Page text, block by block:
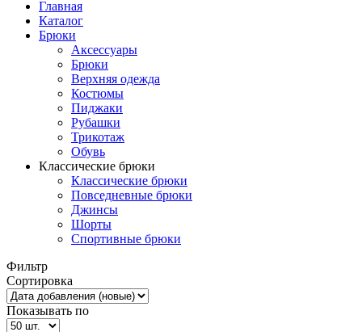
Главная
Каталог
Брюки
Аксессуары
Брюки
Верхняя одежда
Костюмы
Пиджаки
Рубашки
Трикотаж
Обувь
Классические брюки
Классические брюки
Повседневные брюки
Джинсы
Шорты
Спортивные брюки
Фильтр
Сортировка
Показывать по